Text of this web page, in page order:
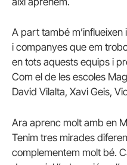
A part també
i companyes que em
en tots aquests equips i
Com el de les escoles
David Vilalta, Xavi Geis,
Ara aprenc molt amb en
Tenim tres mirades
complementem molt bé.